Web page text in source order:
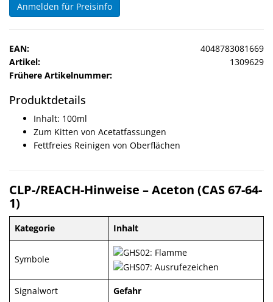
Sport
Milo
&
Me
JustMILO
Optische
Instrumente
Schleiftechnik
Anmelden für Preisinfo
EAN:
4048783081669
Artikel:
1309629
Frühere Artikelnummer:
Produktdetails
Inhalt: 100ml
Zum Kitten von Acetatfassungen
Fettfreies Reinigen von Oberflächen
CLP-/REACH-Hinweise – Aceton (CAS 67-64-
1)
Kategorie Inhalt
Symbole
Signalwort Gefahr